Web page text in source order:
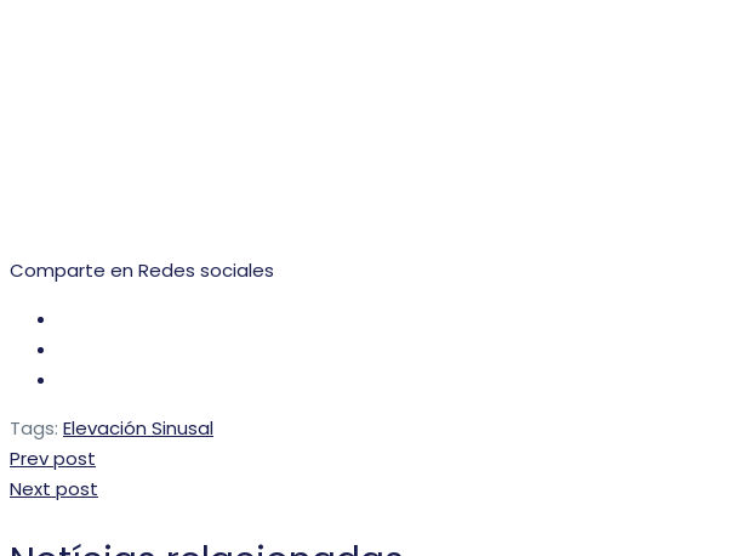
Comparte en Redes sociales
Tags: Elevación Sinusal
Prev post
Next post